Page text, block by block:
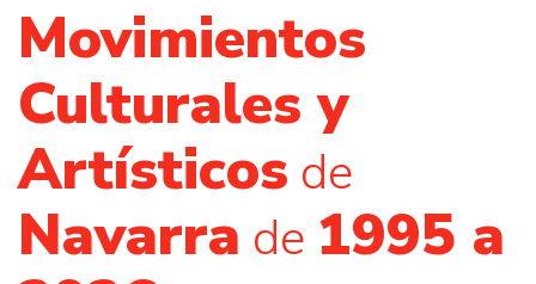
Movimientos
Culturales y
Artísticos de
Navarra de 1995 a